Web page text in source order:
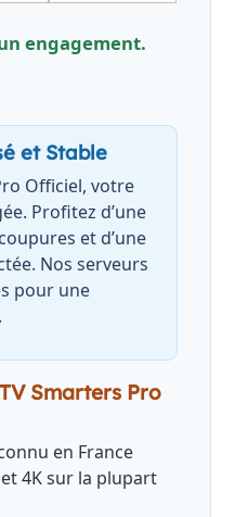
engagement.
et Stable
Officiel, votre
Profitez d’une
et d’une
Nos serveurs
pour une
Smarters Pro
en France
4K sur la plupart